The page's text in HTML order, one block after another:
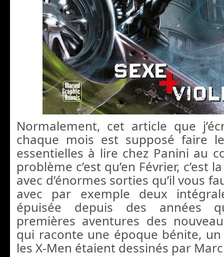
Normalement, cet article que
chaque mois est supposé faire
essentielles à lire chez Panini au
problème c’est qu’en Février, c’est
avec d’énormes sorties qu’il vous
avec par exemple deux
épuisée depuis des années
premières aventures des
qui raconte une époque bénite,
les X-Men étaient dessinés par